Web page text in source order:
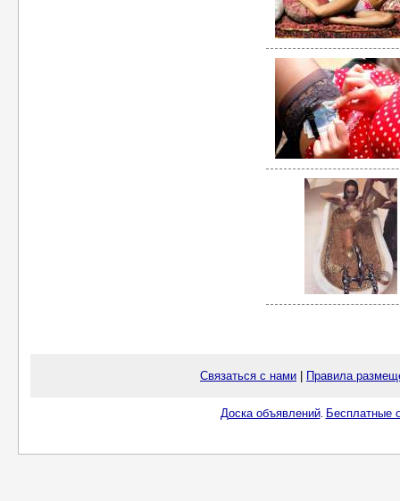
Связаться с нами Правила
Доска объявлений. Бесплатные